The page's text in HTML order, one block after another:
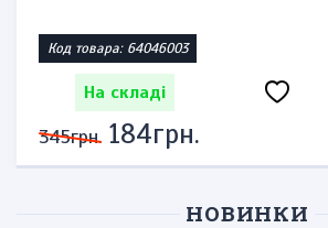
Код товара: 64046003
На складі
345грн. 184грн.
НОВИНКИ